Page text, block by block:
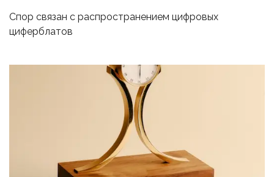
Спор связан с распространением цифровых
циферблатов